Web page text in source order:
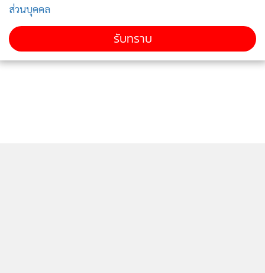
ส่วนบุคคล
รับทราบ